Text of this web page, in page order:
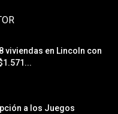
viviendas en Lincoln con
a los Juegos